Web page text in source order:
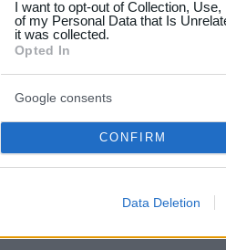
your data for below
consent section.
I want to opt-out of Collection,
of my Personal Data that Is
it was collected.
Opted In
Google consents
CONFIRM
Data Deletion